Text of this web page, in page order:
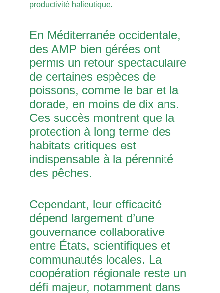
productivité halieutique.
En Méditerranée occidentale,
des AMP bien gérées ont
permis un retour spectaculaire
de certaines espèces de
poissons, comme le bar et la
dorade, en moins de dix ans.
Ces succès montrent que la
protection à long terme des
habitats critiques est
indispensable à la pérennité
des pêches.
Cependant, leur efficacité
dépend largement d’une
gouvernance collaborative
entre États, scientifiques et
communautés locales. La
coopération régionale reste un
défi majeur, notamment dans